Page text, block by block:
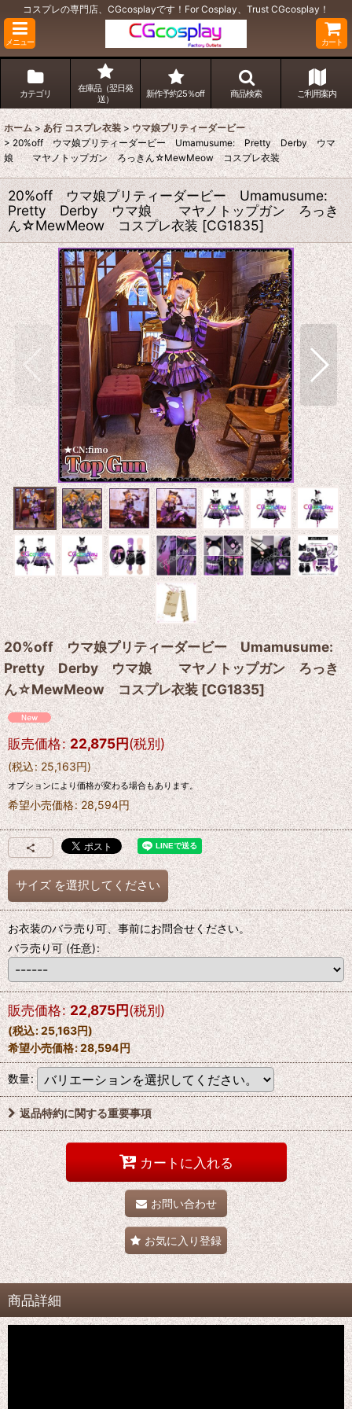
コスプレの専門店、CGcosplayです！For Cosplay、Trust CGcosplay！
メニュー カート
カテゴリ
在庫品（翌日発
送）
新作予約25％off 商品検索 ご利用案内
ホーム > あ行 コスプレ衣装 > ウマ娘プリティーダービー
> 20%off ウマ娘プリティーダービー Umamusume: Pretty Derby ウマ
娘 マヤノトップガン ろっきん☆MewMeow コスプレ衣装
20%off ウマ娘プリティーダービー Umamusume:
Pretty Derby ウマ娘 マヤノトップガン ろっき
ん☆MewMeow コスプレ衣装 [CG1835]
20%off ウマ娘プリティーダービー Umamusume:
Pretty Derby ウマ娘 マヤノトップガン ろっき
ん☆MewMeow コスプレ衣装[CG1835]
販売価格: 22,875円(税別)
(税込: 25,163円)
オプションにより価格が変わる場合もあります。
希望小売価格: 28,594円
サイズ を選択してください
お衣装のバラ売り可、事前にお問合せください。
バラ売り可(任意):
販売価格: 22,875円(税別)
(税込:25,163円)
希望小売価格:28,594円
数量:
返品特約に関する重要事項
カートに入れる
お問い合わせ
お気に入り登録
商品詳細